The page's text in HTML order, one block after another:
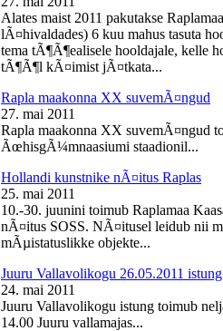
Alates maist 2011 pakutakse
lÃ¤hivaldades) 6 kuu mahus tasuta
tema tÃ¶Ã¶ealisele hooldajale, kelle
tÃ¶Ã¶l kÃ¤imist jÃ¤tkata...
Rapla maakonna XX suvemÃ¤ngud
27. mai 2011
Rapla maakonna XX suvemÃ¤ngud
ÃœhisgÃ¼mnaasiumi staadionil...
Hollandi kunstnike nÃ¤itus Raplas
25. mai 2011
10.-30. juunini toimub Raplamaa
nÃ¤itus SOSS. NÃ¤itusel leidub nii
mÃµistatuslikke objekte...
Juuru Vallavolikogu 26.05.2011 istung
24. mai 2011
Juuru Vallavolikogu istung toimub
14.00 Juuru vallamajas...